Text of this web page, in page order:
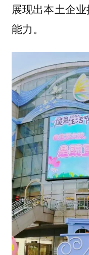
展现出本土企
能力。